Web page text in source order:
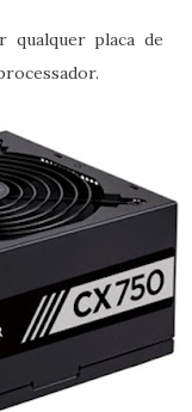
qualquer placa de